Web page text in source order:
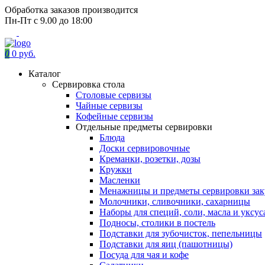
Обработка заказов производится
Пн-Пт с 9.00 до 18:00
0 0 руб.
Каталог
Сервировка стола
Столовые сервизы
Чайные сервизы
Кофейные сервизы
Отдельные предметы сервировки
Блюда
Доски сервировочные
Креманки, розетки, дозы
Кружки
Масленки
Менажницы и предметы сервировки
Молочники, сливочники, сахарницы
Наборы для специй, соли, масла и
Подносы, столики в постель
Подставки для зубочисток, пепельницы
Подставки для яиц (пашотницы)
Посуда для чая и кофе